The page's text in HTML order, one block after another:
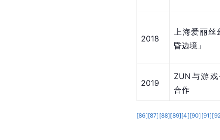
2018
上海爱丽丝
昏边境」
2019
ZUN与游
合作
[86][87] [88][89][4][90] [91][